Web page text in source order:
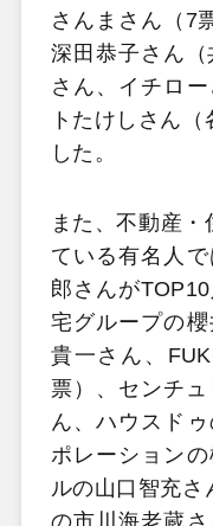
さんまさん（7
深田恭子さん
さん、イチロ
トたけしさん
した。
また、不動産・
ている有名人
郎さんが
宅グループの
貴一さん、
票）、センチ
ん、ハウスド
ポレーション
ルの山口智充さ